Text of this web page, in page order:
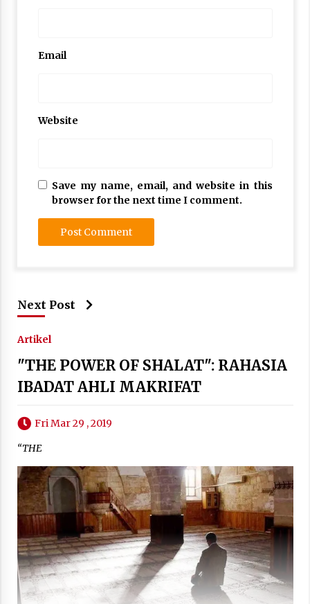
Email
Website
Save my name, email, and website in this
browser for the next time I comment.
Next Post
Artikel
"THE POWER OF SHALAT": RAHASIA
IBADAT AHLI MAKRIFAT
Fri Mar 29 , 2019
“THE